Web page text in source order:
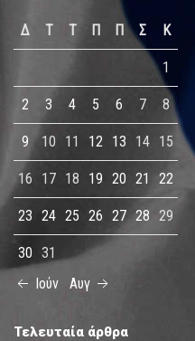
Δ Τ Τ Π Π Σ Κ
1
2 3 4 5 6 7 8
9 10 11 12 13 14 15
16 17 18 19 20 21 22
23 24 25 26 27 28 29
30 31
Ιούν
Αυγ
Τελευταία άρθρα